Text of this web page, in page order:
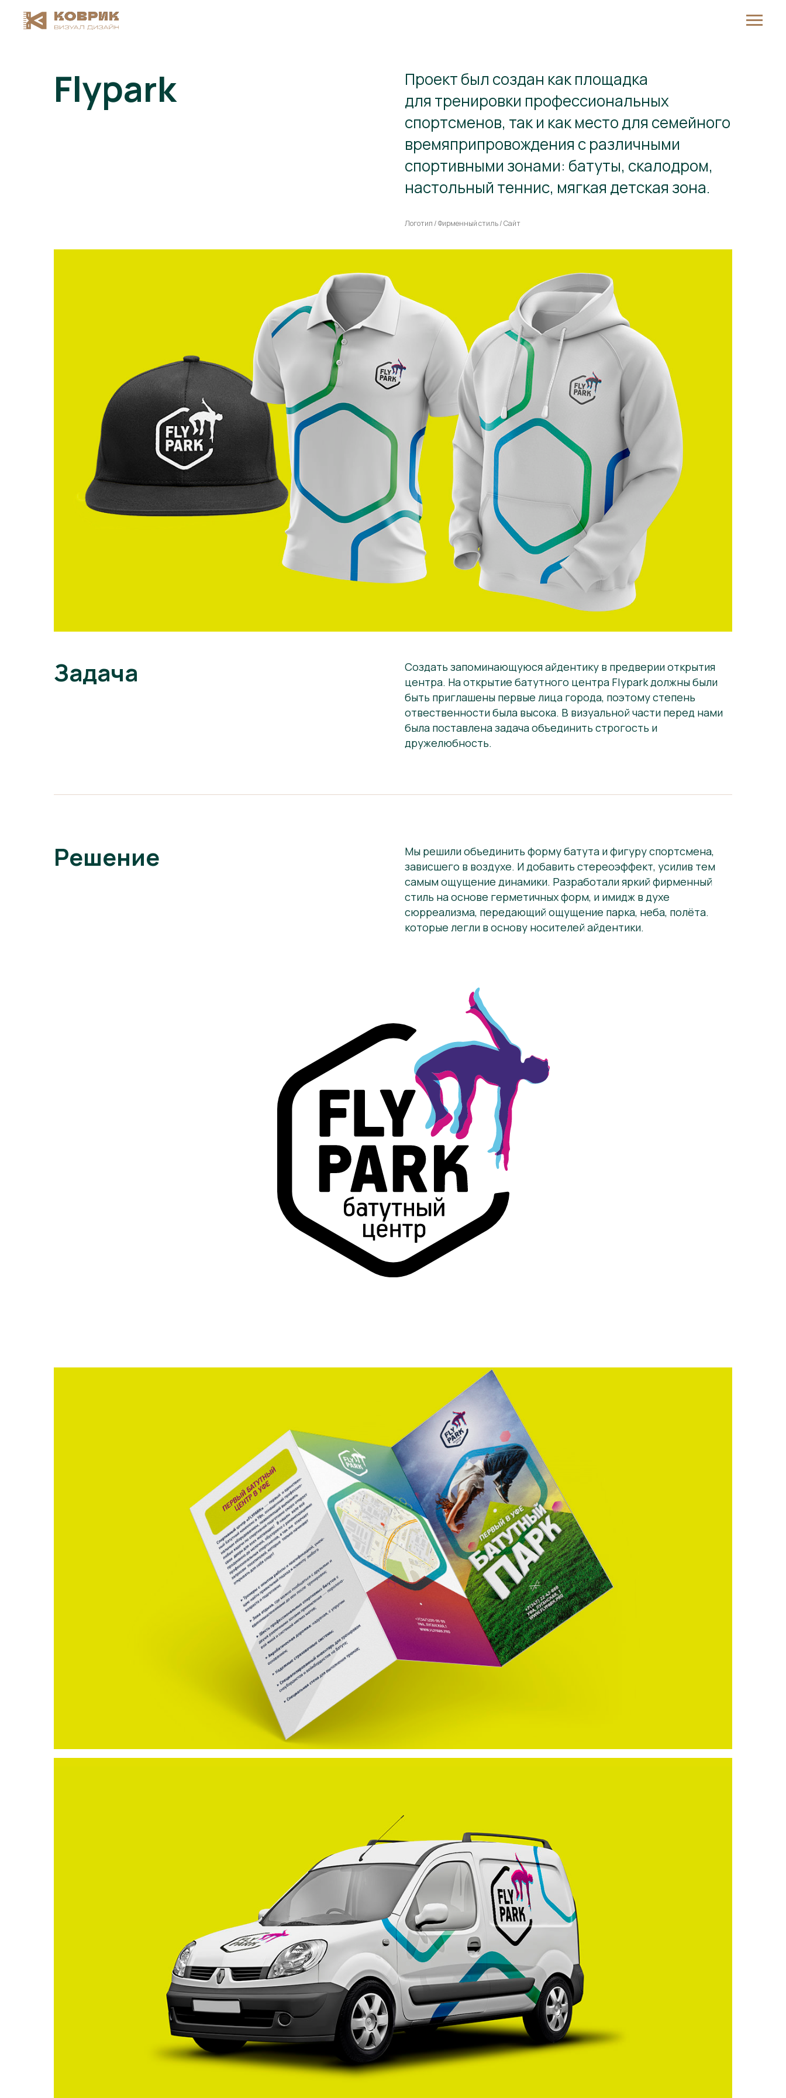
Flypark
Проект был создан как площадка
для тренировки профессиональных
спортсменов, так и как место для семейного
времяприпровождения с различными
спортивными зонами: батуты, скалодром,
настольный теннис, мягкая детская зона.
Логотип / Фирменный стиль / Сайт
Задача
Создать запоминающуюся айдентику в предверии открытия
центра. На открытие батутного центра Flypark должны были
быть приглашены первые лица города, поэтому степень
отвественности была высока. В визуальной части перед нами
была поставлена задача объединить строгость и
дружелюбность.
Решение
Мы решили объединить форму батута и фигуру спортсмена,
зависшего в воздухе. И добавить стереоэффект, усилив тем
самым ощущение динамики. Разработали яркий фирменный
стиль на основе герметичных форм, и имидж в духе
сюрреализма, передающий ощущение парка, неба, полёта.
которые легли в основу носителей айдентики.